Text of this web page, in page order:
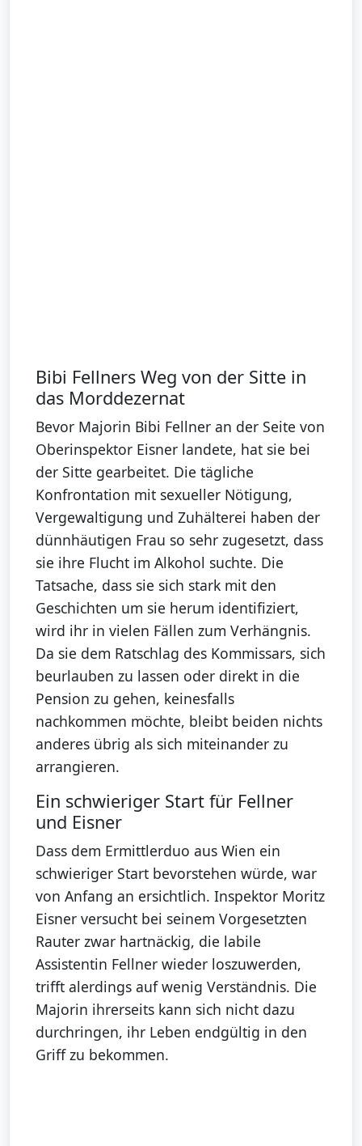
Bibi Fellners Weg von der Sitte in
das Morddezernat
Bevor Majorin Bibi Fellner an der Seite von
Oberinspektor Eisner landete, hat sie bei
der Sitte gearbeitet. Die tägliche
Konfrontation mit sexueller Nötigung,
Vergewaltigung und Zuhälterei haben der
dünnhäutigen Frau so sehr zugesetzt, dass
sie ihre Flucht im Alkohol suchte. Die
Tatsache, dass sie sich stark mit den
Geschichten um sie herum identifiziert,
wird ihr in vielen Fällen zum Verhängnis.
Da sie dem Ratschlag des Kommissars, sich
beurlauben zu lassen oder direkt in die
Pension zu gehen, keinesfalls
nachkommen möchte, bleibt beiden nichts
anderes übrig als sich miteinander zu
arrangieren.
Ein schwieriger Start für Fellner
und Eisner
Dass dem Ermittlerduo aus Wien ein
schwieriger Start bevorstehen würde, war
von Anfang an ersichtlich. Inspektor Moritz
Eisner versucht bei seinem Vorgesetzten
Rauter zwar hartnäckig, die labile
Assistentin Fellner wieder loszuwerden,
trifft alerdings auf wenig Verständnis. Die
Majorin ihrerseits kann sich nicht dazu
durchringen, ihr Leben endgültig in den
Griff zu bekommen.